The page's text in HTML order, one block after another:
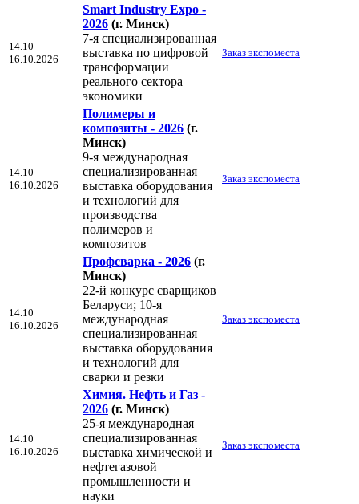
14.10
16.10.2026
Smart Industry Expo -
2026 (г. Минск)
7-я специализированная
выставка по цифровой
трансформации
реального сектора
экономики
Заказ экспоместа
14.10
16.10.2026
Полимеры и
композиты - 2026 (г.
Минск)
9-я международная
специализированная
выставка оборудования
и технологий для
производства
полимеров и
композитов
Заказ экспоместа
14.10
16.10.2026
Профсварка - 2026 (г.
Минск)
22-й конкурс сварщиков
Беларуси; 10-я
международная
специализированная
выставка оборудования
и технологий для
сварки и резки
Заказ экспоместа
14.10
16.10.2026
Химия. Нефть и Газ -
2026 (г. Минск)
25-я международная
специализированная
выставка химической и
нефтегазовой
промышленности и
науки
Заказ экспоместа